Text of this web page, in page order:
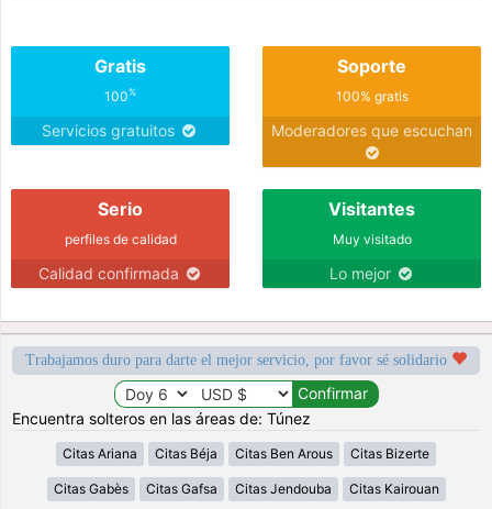
Gratis
100%
Servicios gratuitos
Soporte
100% gratis
Moderadores que escuchan
Serio
perfiles de calidad
Calidad confirmada
Visitantes
Muy visitado
Lo mejor
Trabajamos duro para darte el mejor servicio, por favor sé solidario
Encuentra solteros en las áreas de: Túnez
Citas Ariana Citas Béja Citas Ben Arous Citas Bizerte
Citas Gabès Citas Gafsa Citas Jendouba Citas Kairouan